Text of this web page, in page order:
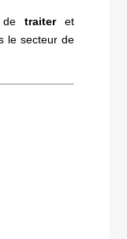
detraiteret
le secteur de